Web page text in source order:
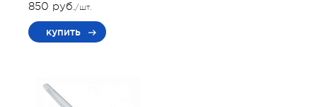
850 руб./шт.
купить